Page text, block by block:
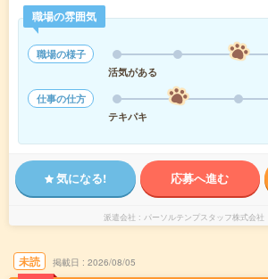
職場の雰囲気
職場の様子
活気がある
仕事の仕方
テキパキ
気になる! 応募へ進む
派遣会社 パーソルテンプスタッフ株式会
未読 掲載日 2026/08/05